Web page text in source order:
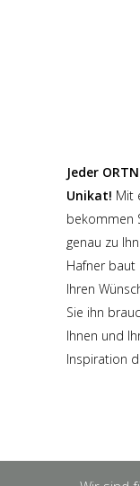
Jeder
Unikat! Mit
bekommen
genau zu
Hafner baut
Ihren
Sie ihn
Ihnen und
Inspiration